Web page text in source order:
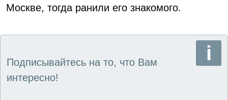
Москве, тогда ранили его знакомого.
Подписывайтесь на то, что Вам
интересно!